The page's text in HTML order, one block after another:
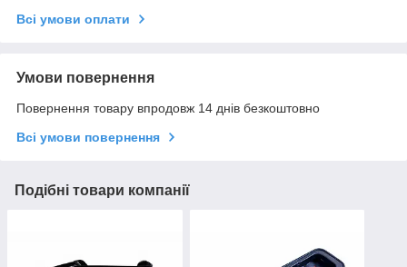
Всі умови оплати
Умови повернення
Повернення товару впродовж 14 днів безкоштовно
Всі умови повернення
Подібні товари компанії